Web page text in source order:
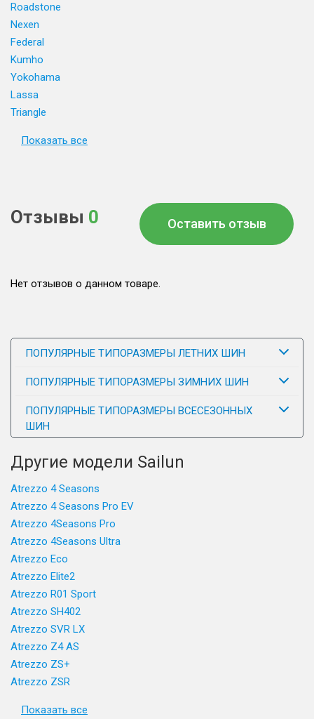
Roadstone
Nexen
Federal
Kumho
Yokohama
Lassa
Triangle
Показать все
Отзывы 0 Оставить отзыв
Нет отзывов о данном товаре.
ПОПУЛЯРНЫЕ ТИПОРАЗМЕРЫ ЛЕТНИХ ШИН
ПОПУЛЯРНЫЕ ТИПОРАЗМЕРЫ ЗИМНИХ ШИН
ПОПУЛЯРНЫЕ ТИПОРАЗМЕРЫ ВСЕСЕЗОННЫХ
ШИН
Другие модели Sailun
Atrezzo 4 Seasons
Atrezzo 4 Seasons Pro EV
Atrezzo 4Seasons Pro
Atrezzo 4Seasons Ultra
Atrezzo Eco
Atrezzo Elite2
Atrezzo R01 Sport
Atrezzo SH402
Atrezzo SVR LX
Atrezzo Z4 AS
Atrezzo ZS+
Atrezzo ZSR
Показать все